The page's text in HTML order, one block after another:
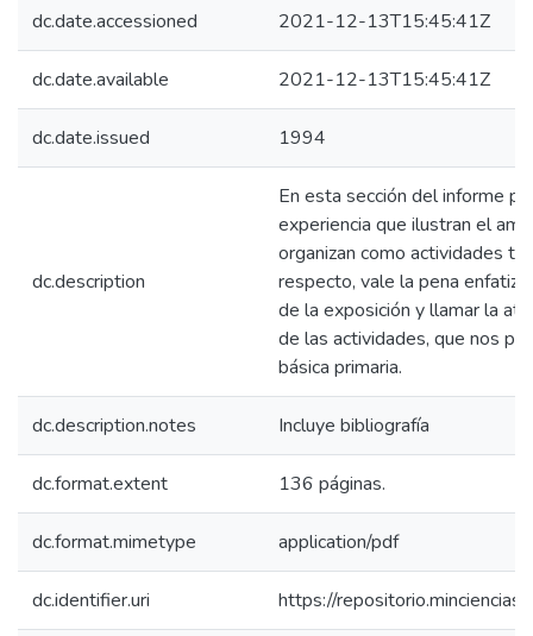
dc.date.accessioned 2021-12-13T15:45:41Z
dc.date.available 2021-12-13T15:45:41Z
dc.date.issued 1994
dc.description
En esta sección del informe
experiencia que ilustran el
organizan como actividades
respecto, vale la pena
de la exposición y llamar la
de las actividades, que nos
básica primaria.
dc.description.notes Incluye bibliografía
dc.format.extent 136 páginas.
dc.format.mimetype application/pdf
dc.identifier.uri https://